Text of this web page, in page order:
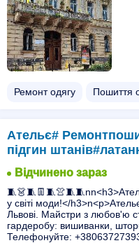
Ремонт одягу Пошиття
Ательє#
підгин
Відчинено зараз
у світі моди!</
Львові. Майстри з любов'ю
гардеробу: вишиванки,
Телефонуйте: